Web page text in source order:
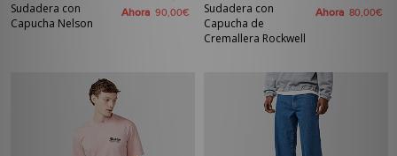
Sudadera con
Capucha Nelson
Ahora 90,00€
Sudadera con
Capucha de
Cremallera Rockwell
Ahora 80,00€